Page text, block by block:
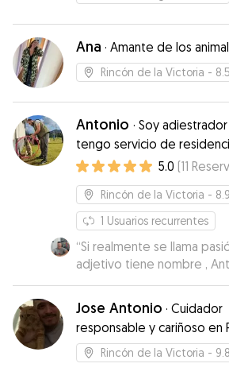
Ana · Amante de los
Rincón de la Victoria -
Antonio · Soy adiestrador
tengo servicio de
paseos
5.0 (11
Rincón de la Victoria -
1 Usuarios recurrentes
“Si realmente se llama
adjetivo tiene nombre ,
atención y cariño con el
Jose Antonio · Cuidador
responsable y cariñoso en
la VictoriaRincón de la Victoria -